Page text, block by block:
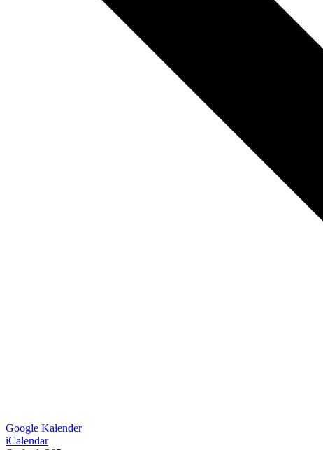
Google Kalender
iCalendar